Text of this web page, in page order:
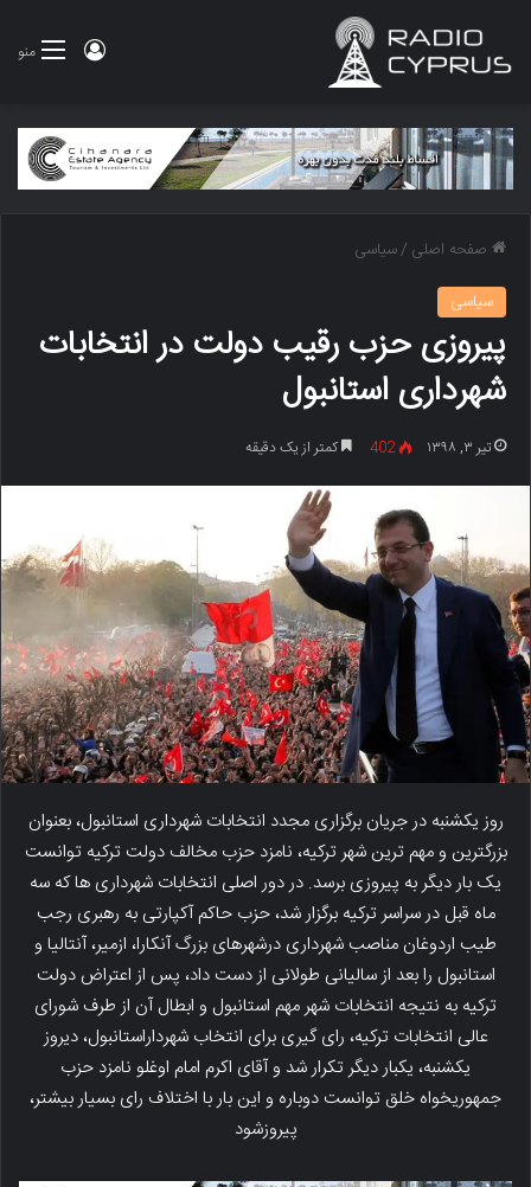
منو ورود
صفحه اصلی /سیاسی
سیاسی
پیروزی حزب رقیب دولت در انتخابات
شهرداری استانبول
تیر ۳, ۱۳۹۸ 402 کمتر از یک دقیقه
روز یکشنبه در جریان برگزاری مجدد انتخابات شهرداری استانبول، بعنوان
بزرگترین و مهم ترین شهر ترکیه، نامزد حزب مخالف دولت ترکیه توانست
یک بار دیگر به پیروزی برسد. در دور اصلی انتخابات شهرداری ها که سه
ماه قبل در سراسر ترکیه برگزار شد، حزب حاکم آکپارتی به رهبری رجب
طیب اردوغان مناصب شهرداری درشهرهای بزرگ آنکارا، ازمیر، آنتالیا و
استانبول را بعد از سالیانی طولانی از دست داد، پس از اعتراض دولت
ترکیه به نتیجه انتخابات شهر مهم استانبول و ابطال آن از طرف شورای
عالی انتخابات ترکیه، رای گیری برای انتخاب شهرداراستانبول، دیروز
یکشنبه، یکبار دیگر تکرار شد و آقای اکرم امام اوغلو نامزد حزب
جمهوریخواه خلق توانست دوباره و این بار با اختلاف رای بسیار بیشتر،
پیروزشود